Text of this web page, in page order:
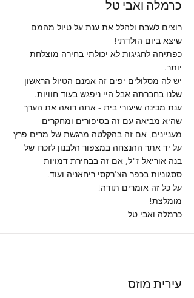
כרמלה ואבי טל
רוצים לשבח ולהלל את ענת על טיול מהמם
שיצא ביום הולדתי!
כפתיחה לחגיגות לא יכולתי בחירה מוצלחת
יותר.
יש לה מסלולים יפים זה אמנם הטיול הראשון
שלנו בחברתה אבל היי ניפגש בעוד חוויות.
ענת מכינה שיעורי בית - אתה רואה את הערך
שהיא מביאה עם זה בסיפורים ומחקרים
מעניינים, אם זה בהקלטה מרגשת של מרים פרץ
על יד אתר ההנצחה במצפור הלבנון לזכרו של
בנה אוריאל ז"ל, אם זה בבחירת דמויות
ססגוניות בכפר הצ'רקסי ריחאניה ועוד.
על כל זה אומרים תודה!
מומלצת!
כרמלה ואבי טל
עירית מוזס